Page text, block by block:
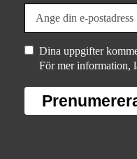
Dina uppgifter
För mer information,